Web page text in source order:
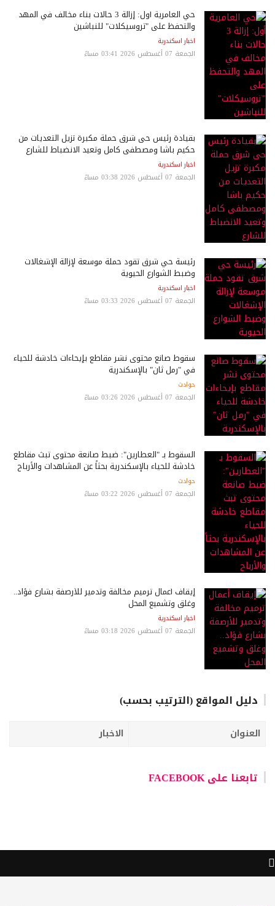
حي العامرية أول: إزالة 3 حالات بناء مخالف في المهد
والتحفظ على "تروسيكلات" للنباشين
اخبار اسكندرية
الجمعة 07 أغسطس 2026 03:41 مساءً
بقيادة رئيس حى شرق حملة مكبرة تزيل التعديات من
حكيم باشا ومصطفى كامل وتعيد الانضباط للشارع
اخبار اسكندرية
الجمعة 07 أغسطس 2026 03:38 مساءً
رئيسة حي شرق تقود حملة موسعة لإزالة الإشغالات
وضبط الشوارع الحيوية
اخبار اسكندرية
الجمعة 07 أغسطس 2026 03:33 مساءً
سقوط صانع محتوى نشر مقاطع بإيحاءات خادشة للحياء
في "رمل ثان" بالإسكندرية
حوادث
الجمعة 07 أغسطس 2026 03:26 مساءً
السقوط بـ "العطارين": ضبط صانعة محتوى تبث مقاطع
خادشة للحياء بالإسكندرية بحثاً عن المشاهدات والأرباح
حوادث
الجمعة 07 أغسطس 2026 03:22 مساءً
إيقاف أعمال ترميم مخالفة وتدمير للأرصفة بشارع فؤاد..
وغلق وتشميع المحل
اخبار اسكندرية
الجمعة 07 أغسطس 2026 03:18 مساءً
دليل المواقع (الترتيب بحسب)
العنوان الاخبار
تابعنا على FACEBOOK